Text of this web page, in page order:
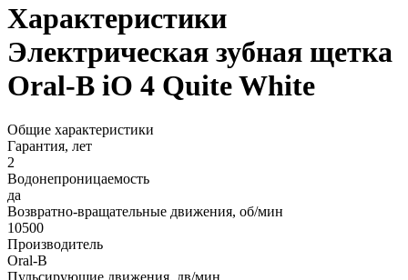
Характеристики
Электрическая зубная щетка
Oral-B iO 4 Quite White
Общие характеристики
Гарантия, лет
2
Водонепроницаемость
да
Возвратно-вращательные движения, об/мин
10500
Производитель
Oral-B